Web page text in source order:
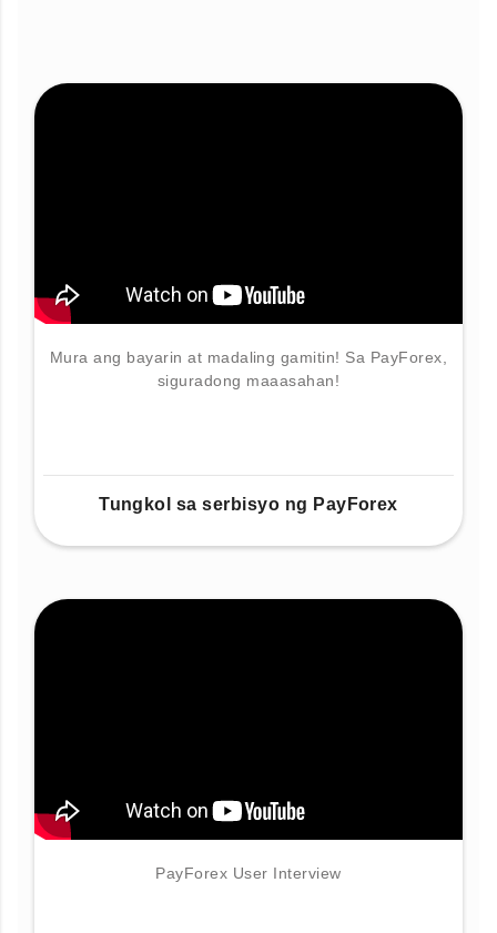
Mura ang bayarin at madaling gamitin! Sa PayForex,
siguradong maaasahan!
Tungkol sa serbisyo ng PayForex
PayForex User Interview